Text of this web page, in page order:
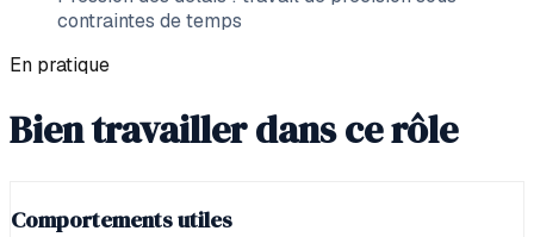
contraintes de temps
En pratique
Bien travailler dans ce rôle
Comportements utiles